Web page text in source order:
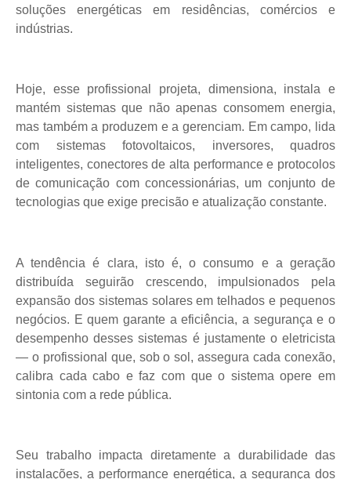
soluções energéticas em residências, comércios e
indústrias.
Hoje, esse profissional projeta, dimensiona, instala e
mantém sistemas que não apenas consomem energia,
mas também a produzem e a gerenciam. Em campo, lida
com sistemas fotovoltaicos, inversores, quadros
inteligentes, conectores de alta performance e protocolos
de comunicação com concessionárias, um conjunto de
tecnologias que exige precisão e atualização constante.
A tendência é clara, isto é, o consumo e a geração
distribuída seguirão crescendo, impulsionados pela
expansão dos sistemas solares em telhados e pequenos
negócios. E quem garante a eficiência, a segurança e o
desempenho desses sistemas é justamente o eletricista
— o profissional que, sob o sol, assegura cada conexão,
calibra cada cabo e faz com que o sistema opere em
sintonia com a rede pública.
Seu trabalho impacta diretamente a durabilidade das
instalações, a performance energética, a segurança dos